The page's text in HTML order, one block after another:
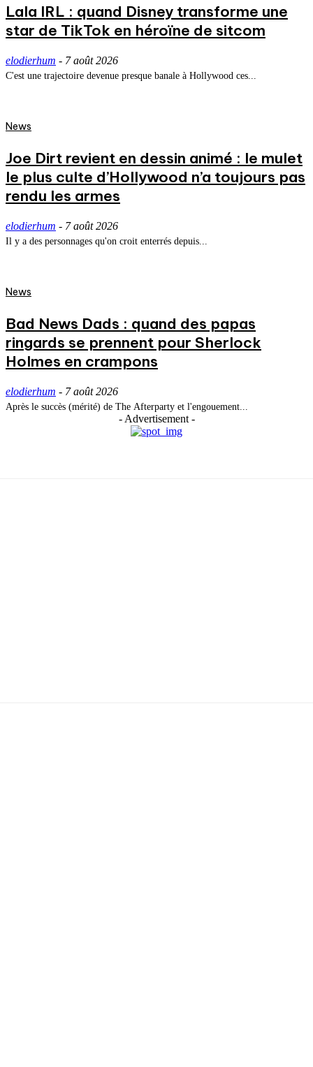
Lala IRL : quand Disney transforme une
star de TikTok en héroïne de sitcom
elodierhum - 7 août 2026
C'est une trajectoire devenue presque banale à Hollywood ces...
News
Joe Dirt revient en dessin animé : le mulet
le plus culte d’Hollywood n’a toujours pas
rendu les armes
elodierhum - 7 août 2026
Il y a des personnages qu'on croit enterrés depuis...
News
Bad News Dads : quand des papas
ringards se prennent pour Sherlock
Holmes en crampons
elodierhum - 7 août 2026
Après le succès (mérité) de The Afterparty et l'engouement...
- Advertisement -